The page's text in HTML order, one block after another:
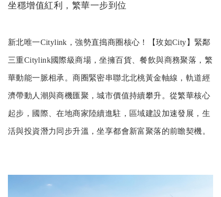
坐穩增值紅利，繁華一步到位
新北唯一Citylink，強勢直搗商圈核心！【玫如City】緊鄰
三重Citylink國際級商場，坐擁百貨、餐飲與商務聚落，繁
華動能一脈相承。商圈緊密串聯北北桃黃金軸線，軌道經
濟帶動人潮與商機匯聚，城市價值持續攀升。從繁華核心
起步，國際、在地商家陸續進駐，區域建設加速發展，生